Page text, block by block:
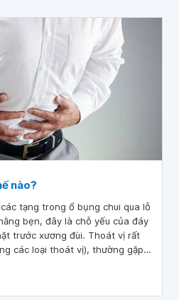
nào?
tạng trong ổ bụng chui qua lỗ
bẹn, đây là chỗ yếu của đáy
đùi. Thoát vị rất
các loại thoát vị), thường gặp